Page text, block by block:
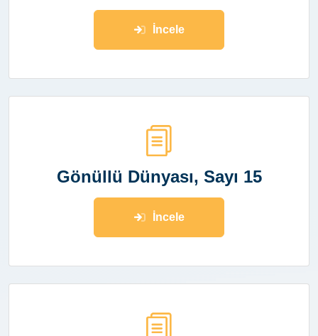
İncele
Gönüllü Dünyası, Sayı 15
İncele